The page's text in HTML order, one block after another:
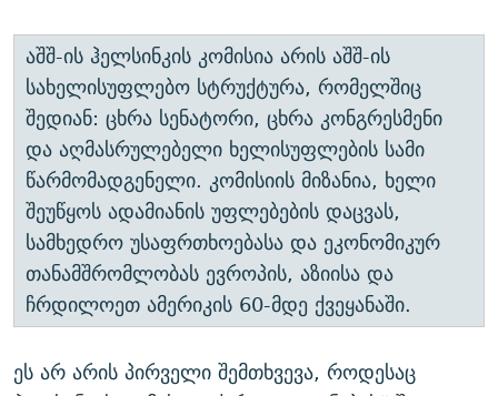
აშშ-ის ჰელსინკის კომისია არის აშშ-ის
სახელისუფლებო სტრუქტურა, რომელშიც
შედიან: ცხრა სენატორი, ცხრა კონგრესმენი
და აღმასრულებელი ხელისუფლების სამი
წარმომადგენელი. კომისიის მიზანია, ხელი
შეუწყოს ადამიანის უფლებების დაცვას,
სამხედრო უსაფრთხოებასა და ეკონომიკურ
თანამშრომლობას ევროპის, აზიისა და
ჩრდილოეთ ამერიკის 60-მდე ქვეყანაში.
ეს არ არის პირველი შემთხვევა, როდესაც